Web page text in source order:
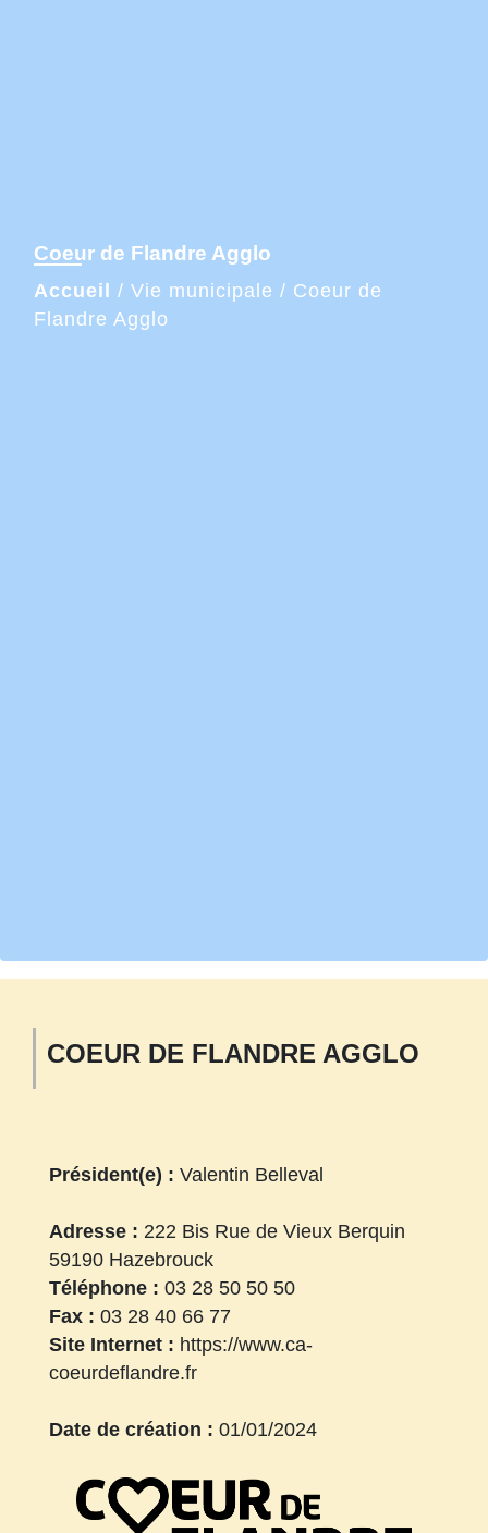
Coeur de Flandre Agglo
Accueil / Vie municipale / Coeur de
Flandre Agglo
COEUR DE FLANDRE AGGLO
Président(e) : Valentin Belleval
Adresse : 222 Bis Rue de Vieux Berquin
59190 Hazebrouck
Téléphone : 03 28 50 50 50
Fax : 03 28 40 66 77
Site Internet : https://www.ca-
coeurdeflandre.fr
Date de création : 01/01/2024